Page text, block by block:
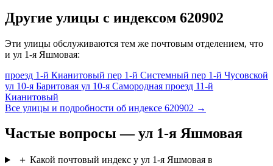
Другие улицы с индексом 620902
Эти улицы обслуживаются тем же почтовым отделением, что
и ул 1-я Яшмовая:
проезд 1-й Кианитовый пер 1-й Системный пер 1-й Чусовской
ул 10-я Баритовая ул 10-я Самородная проезд 11-й
Кианитовый
Все улицы и подробности об индексе 620902 →
Частые вопросы — ул 1-я Яшмовая
＋ Какой почтовый индекс у ул 1-я Яшмовая в